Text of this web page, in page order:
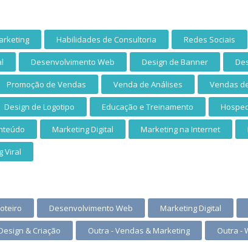
Habilidades de Consultoria Redes Sociais
Desenvolvimento Web Design de Banner
Promoção de Vendas Venda de Análises Vendas
Design de Logotipo Educação e Treinamento
Marketing Digital Marketing na Internet
Viral
Desenvolvimento Web Marketing Digital
& Criação Outra - Vendas & Marketing Outra -